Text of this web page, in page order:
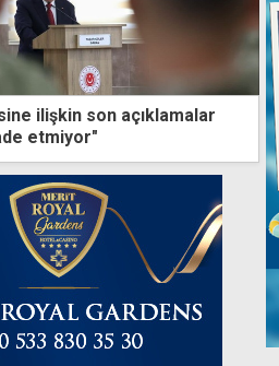
ilişkin son açıklamalar
etmiyor"